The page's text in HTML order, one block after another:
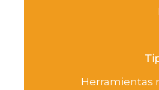
Herramientas